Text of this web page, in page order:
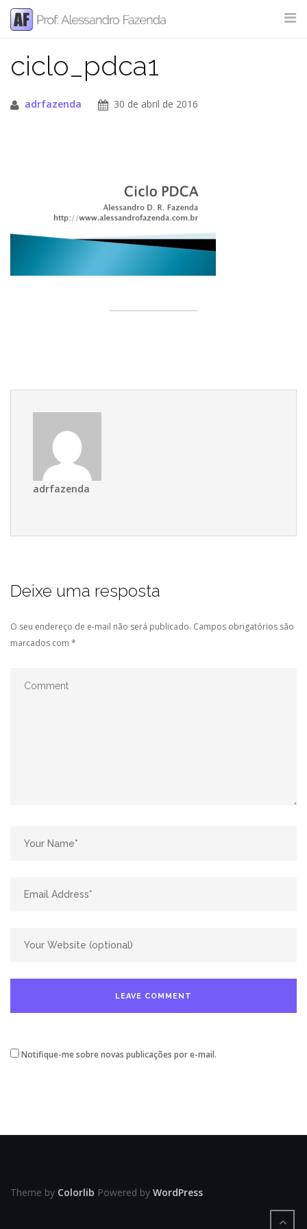
Skip
content
SITE SEARCH
ciclo_pdca1
adrfazenda 30 de abril de 2016
adrfazenda
Deixe uma resposta
O seu endereço de e-mail não será publicado. Campos obrigatórios são
marcados com *
Notifique-me sobre novas publicações por e-mail.
Theme by Colorlib Powered by WordPress